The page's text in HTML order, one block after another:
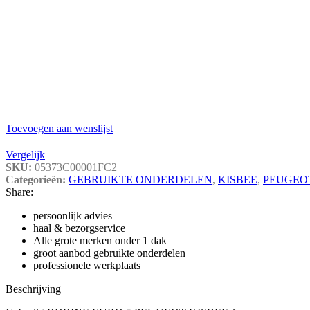
Toevoegen aan wenslijst
Vergelijk
SKU: 05373C00001FC2
Categorieën: GEBRUIKTE ONDERDELEN, KISBEE,
Share:
persoonlijk advies
haal & bezorgservice
Alle grote merken onder 1 dak
groot aanbod gebruikte onderdelen
professionele werkplaats
Beschrijving